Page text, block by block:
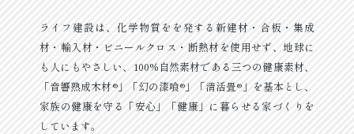
ライフ建設は、化学物質をを発する新建材・合板・集成
材・輸入材・ビニールクロス・断熱材を使用せず、地球に
も人にもやさしい、100%自然素材である三つの健康素材、
「音響熟成木材®」「幻の漆喰®」「清活畳®」を基本とし、
家族の健康を守る「安心」「健康」に暮らせる家づくりを
しています。